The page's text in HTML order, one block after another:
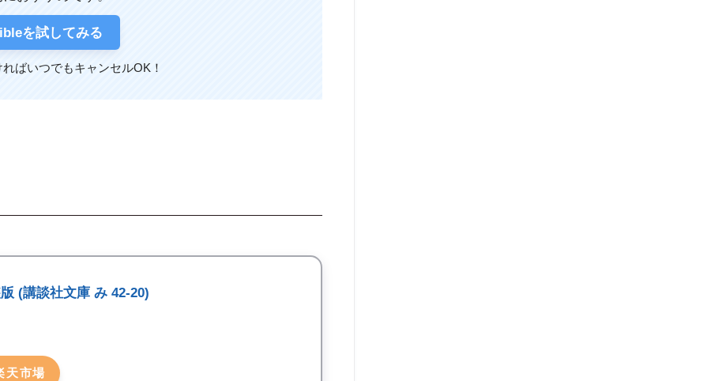
を試してみる
ばいつでもキャンセルOK！
(講談社文庫 み 42-20)
天市場